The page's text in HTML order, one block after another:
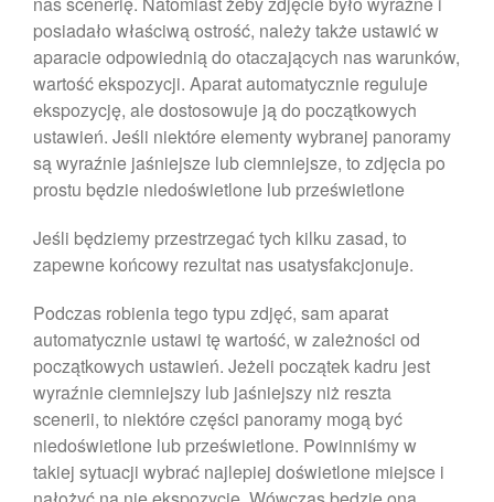
marzec 2023
luty 2023
styczeń 2023
grudzień 2022
listopad 2022
październik 2022
wrzesień 2022
sierpień 2022
lipiec 2022
czerwiec 2022
maj 2022
kwiecień 2022
marzec 2022
luty 2022
styczeń 2022
grudzień 2021
posiadało właściwą ostrość, należy także ustawić w
aparacie odpowiednią do otaczających nas warunków,
wartość ekspozycji. Aparat automatycznie reguluje
ekspozycję, ale dostosowuje ją do początkowych
ustawień. Jeśli niektóre elementy wybranej panoramy
są wyraźnie jaśniejsze lub ciemniejsze, to zdjęcia po
prostu będzie niedoświetlone lub prześwietlone
Jeśli będziemy przestrzegać tych kilku zasad, to
zapewne końcowy rezultat nas usatysfakcjonuje.
Podczas robienia tego typu zdjęć, sam aparat
automatycznie ustawi tę wartość, w zależności od
początkowych ustawień. Jeżeli początek kadru jest
wyraźnie ciemniejszy lub jaśniejszy niż reszta
scenerii, to niektóre części panoramy mogą być
niedoświetlone lub prześwietlone. Powinniśmy w
takiej sytuacji wybrać najlepiej doświetlone miejsce i